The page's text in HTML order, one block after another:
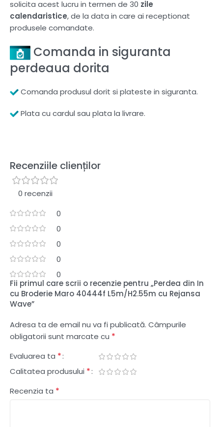
solicita acest lucru in termen de 30 zile
calendaristice, de la data in care ai receptionat
produsele comandate.
Comanda in siguranta
perdeaua dorita
Comanda produsul dorit si plateste in siguranta.
Plata cu cardul sau plata la livrare.
Recenziile clienților
0 recenzii
0
0
0
0
0
Fii primul care scrii o recenzie pentru „Perdea din In
cu Broderie Maro 40444f L5m/H2.55m cu Rejansa
Wave”
Adresa ta de email nu va fi publicată. Câmpurile
obligatorii sunt marcate cu *
Evaluarea ta *
Calitatea produsului *
Recenzia ta *